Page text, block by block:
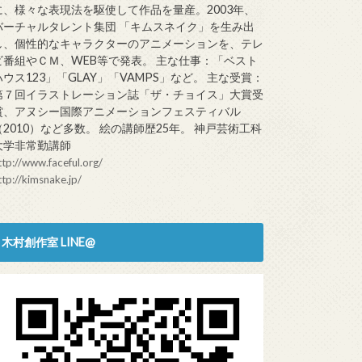
、様々な表現法を駆使して作品を量産。2003年、
ーチャルタレント集団 「キムスネイク」を生み出
、個性的なキャラクターのアニメーションを、テレ
番組やＣＭ、WEB等で発表。 主な仕事：「ベスト
ウス123」「GLAY」「VAMPS」など。 主な受賞：
７回イラストレーション誌「ザ・チョイス」大賞受
、アヌシー国際アニメーションフェスティバル
2010）など多数。 絵の講師歴25年。 神戸芸術工科
学非常勤講師
www.faceful.org/
kimsnake.jp/
木村創作室 LINE@